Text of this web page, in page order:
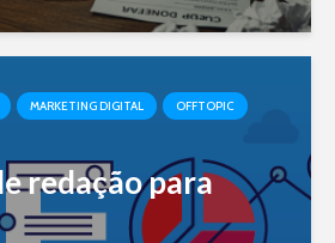
MARKETING DIGITAL
OFFTOPIC
redação para